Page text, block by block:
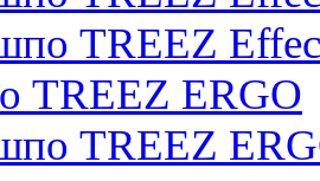
TREEZ
TREEZ ERGO
TREEZ